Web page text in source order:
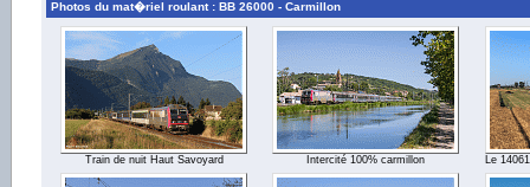
Photos du mat�riel roulant : BB 26000 - Carmillon
Train de nuit Haut Savoyard Intercité 100% carmillon Le